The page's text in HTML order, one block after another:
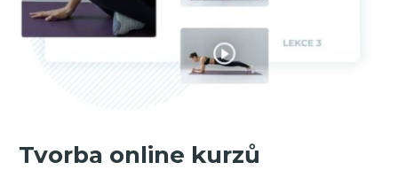
Tvorba online kurzů